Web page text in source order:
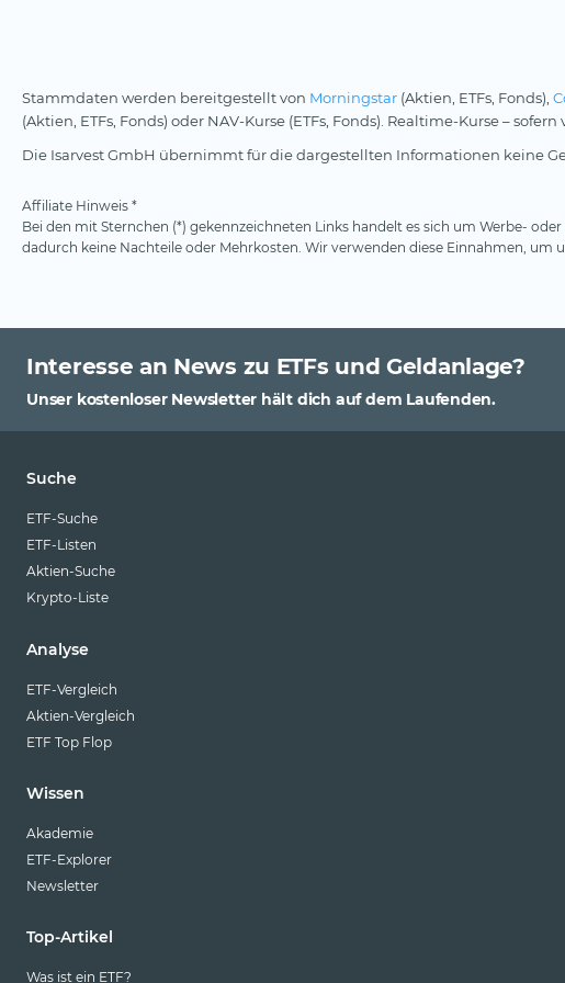
Stammdaten werden bereitgestellt von Morningstar (Aktien, ETFs, Fonds),
(Aktien, ETFs, Fonds) oder NAV-Kurse (ETFs, Fonds). Realtime-Kurse –
Die Isarvest GmbH übernimmt für die dargestellten Informationen keine
Affiliate Hinweis *
Bei den mit Sternchen (*) gekennzeichneten Links handelt es sich um Werbe-
dadurch keine Nachteile oder Mehrkosten. Wir verwenden diese Einnahmen,
Interesse an News zu ETFs und Geldanlage?
Unser kostenloser Newsletter hält dich auf dem Laufenden.
Suche
ETF-Suche
ETF-Listen
Aktien-Suche
Krypto-Liste
Analyse
ETF-Vergleich
Aktien-Vergleich
ETF Top Flop
Wissen
Akademie
ETF-Explorer
Newsletter
Top-Artikel
Was ist ein ETF?